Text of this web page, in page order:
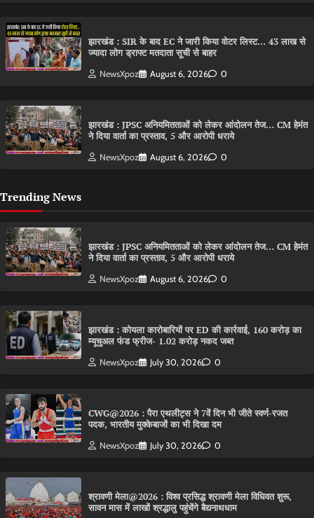
झारखंड : SIR के बाद EC ने जारी किया वोटर लिस्ट… 43 लाख से
ज्यादा लोग ड्राफ्ट मतदाता सूची से बाहर
NewsXpoz August 6, 2026 0
झारखंड : JPSC अनियमितताओं को लेकर आंदोलन तेज… CM हेमंत
ने दिया वार्ता का प्रस्ताव, 5 और आरोपी धराये
NewsXpoz August 6, 2026 0
Trending News
झारखंड : JPSC अनियमितताओं को लेकर आंदोलन तेज… CM हेमंत
ने दिया वार्ता का प्रस्ताव, 5 और आरोपी धराये
NewsXpoz August 6, 2026 0
झारखंड : कोयला कारोबारियों पर ED की कार्रवाई, 160 करोड़ का
म्यूचुअल फंड फ्रीज- 1.02 करोड़ नकद जब्त
NewsXpoz July 30, 2026 0
CWG@2026 : पैरा एथलीट्स ने 7वें दिन भी जीते स्वर्ण-रजत
पदक, भारतीय मुक्केबाजों का भी दिखा दम
NewsXpoz July 30, 2026 0
श्रावणी मेला@2026 : विश्व प्रसिद्ध श्रावणी मेला विधिवत शुरू,
सावन मास में लाखों श्रद्धालु पहुंचेंगे बैद्यनाथधाम